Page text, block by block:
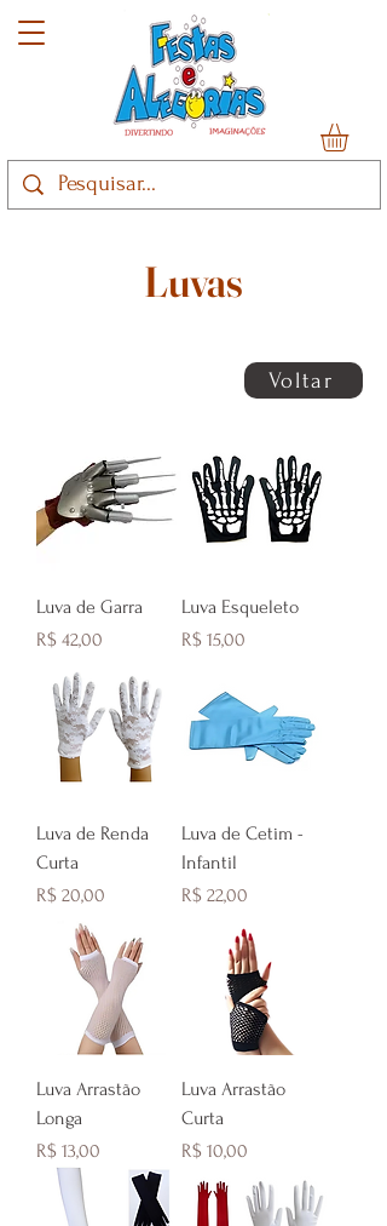
Luvas
Voltar
Luva de Garra
Preço
R$ 42,00
Luva Esqueleto
Preço
R$ 15,00
Luva de Renda
Curta
Preço
R$ 20,00
Luva de Cetim -
Infantil
Preço
R$ 22,00
Luva Arrastão
Longa
Preço
R$ 13,00
Luva Arrastão
Curta
Preço
R$ 10,00